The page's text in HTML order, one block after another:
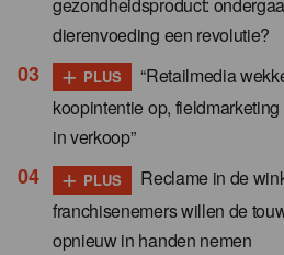
dierenvoeding een revolutie?
+ PLUS
“Retailmedia
koopintentie op,
in verkoop”
+ PLUS
Reclame in de
franchisenemers willen de
opnieuw in handen nemen